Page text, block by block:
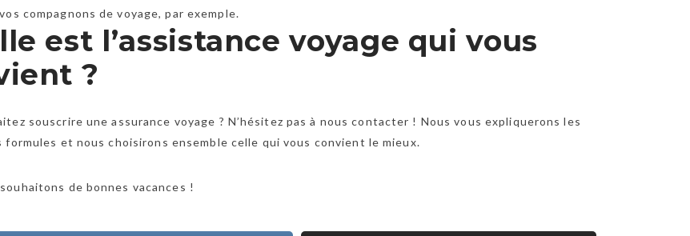
compagnons de voyage, par exemple.
est l’assistance voyage qui vous
?
souscrire une assurance voyage ? N’hésitez pas à nous contacter ! Nous vous expliquerons les
et nous choisirons ensemble celle qui vous convient le mieux.
de bonnes vacances !